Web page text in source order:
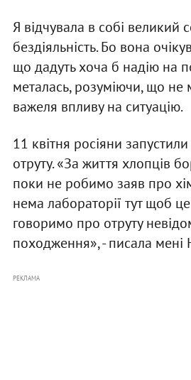
Я відчувала в собі великий
бездіяльність. Бо вона
що дадуть хоча б надію на
металась, розуміючи, що
важеля впливу на ситуацію.
11 квітня росіяни
отруту. «За життя хлопців
поки не робимо заяв про
нема лабораторії тут щоб
говоримо про отруту
походження», - писала мені
РЕКЛАМА